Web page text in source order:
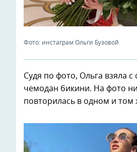
Фото: инстаграм Ольги Бузовой
Судя по фото, Ольга взяла
чемодан бикини. На фото
повторилась в одном и том